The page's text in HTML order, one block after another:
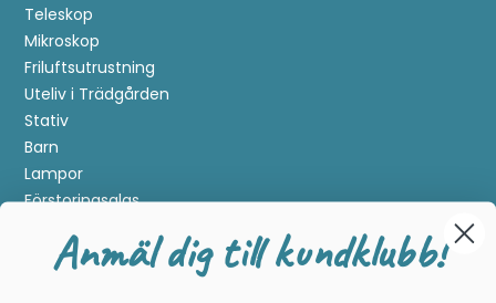
Teleskop
Mikroskop
Friluftsutrustning
Uteliv i Trädgården
Stativ
Barn
Lampor
Förstoringsglas
GuiderAnmäl dig till kundklubb!